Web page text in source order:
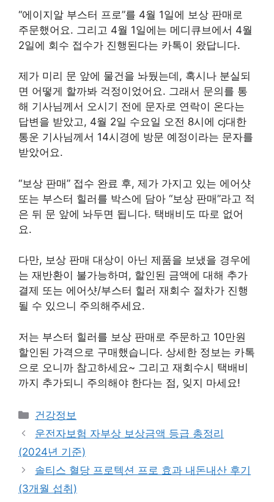
“에이지알 부스터 프로”를 4월 1일에 보상 판매로
주문했어요. 그리고 4월 1일에는 메디큐브에서 4월
2일에 회수 접수가 진행된다는 카톡이 왔답니다.
제가 미리 문 앞에 물건을 놔뒀는데, 혹시나 분실되
면 어떻게 할까봐 걱정이었어요. 그래서 문의를 통
해 기사님께서 오시기 전에 문자로 연락이 온다는
답변을 받았고, 4월 2일 수요일 오전 8시에 cj대한
통운 기사님께서 14시경에 방문 예정이라는 문자를
받았어요.
“보상 판매” 접수 완료 후, 제가 가지고 있는 에어샷
또는 부스터 힐러를 박스에 담아 “보상 판매”라고 적
은 뒤 문 앞에 놔두면 됩니다. 택배비도 따로 없어
요.
다만, 보상 판매 대상이 아닌 제품을 보냈을 경우에
는 재반환이 불가능하며, 할인된 금액에 대해 추가
결제 또는 에어샷/부스터 힐러 재회수 절차가 진행
될 수 있으니 주의해주세요.
저는 부스터 힐러를 보상 판매로 주문하고 10만원
할인된 가격으로 구매했습니다. 상세한 정보는 카톡
으로 오니까 참고하세요~ 그리고 재회수시 택배비
까지 추가되니 주의해야 한다는 점, 잊지 마세요!
카
테
리
건강정보
운전자보험 자부상 보상금액 등급 총정리
(2024년 기준)
솔티스 혈당 프로텍션 프로 효과 내돈내산 후기
(3개월 섭취)